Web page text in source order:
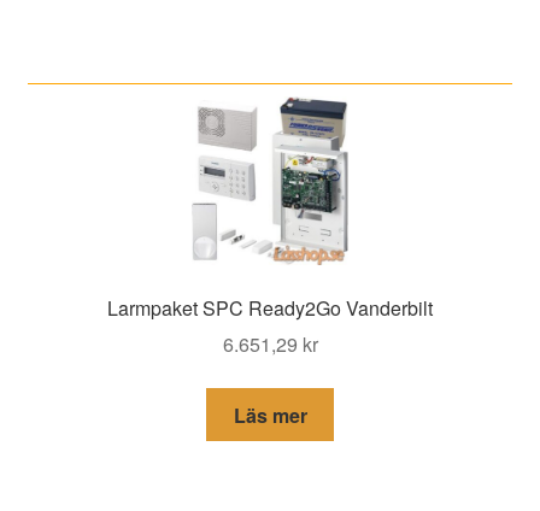
Larmpaket SPC Ready2Go Vanderbilt
6.651,29 kr
Läs mer